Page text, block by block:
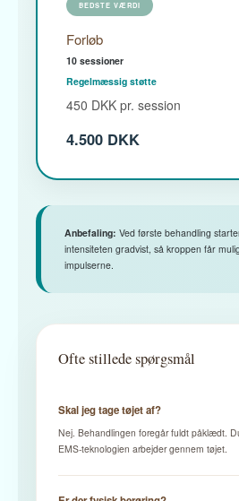
BEDSTE VÆRDI
Forløb
10 sessioner
Regelmæssig støtte
450 DKK pr. session
4.500 DKK
Anbefaling: Ved første behandling
intensiteten gradvist, så kroppen får
impulserne.
Ofte stillede spørgsmål
Skal jeg tage tøjet af?
Nej. Behandlingen foregår fuldt påklædt.
EMS-teknologien arbejder gennem tøjet.